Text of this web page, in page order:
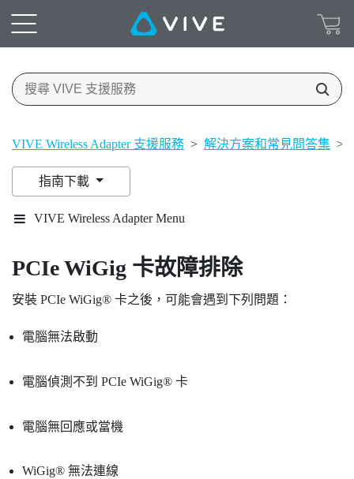
VIVE Wireless Adapter 支援服務 > 解決方案和常見問答集 >
指南下載
VIVE Wireless Adapter Menu
PCIeWiGig 卡故障排除
安裝 PCIe WiGig® 卡之後，可能會遇到下列問題：
電腦無法啟動
電腦偵測不到 PCIe WiGig®卡
電腦無回應或當機
WiGig®無法連線